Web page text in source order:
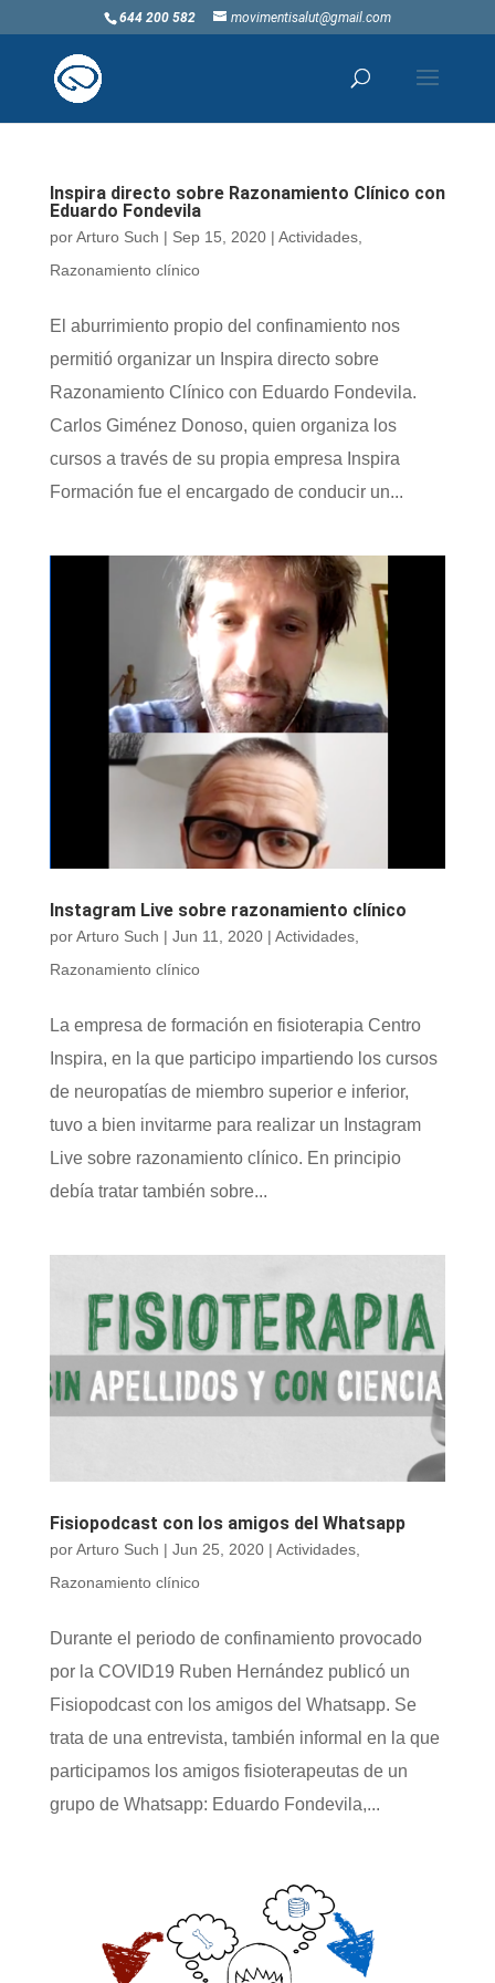
644 200 582 movimentisalut@gmail.com
Inspira directo sobre Razonamiento Clínico con
Eduardo Fondevila
porArturo Such | Sep 15, 2020| Actividades,
Razonamiento clínico
El aburrimiento propio del confinamiento nos
permitió organizar un Inspira directo sobre
Razonamiento Clínico con Eduardo Fondevila.
Carlos Giménez Donoso, quien organiza los
cursos a través de su propia empresa Inspira
Formación fue el encargado de conducir un...
Instagram Live sobre razonamiento clínico
porArturo Such | Jun 11, 2020| Actividades,
Razonamiento clínico
La empresa de formación en fisioterapia Centro
Inspira, en la que participo impartiendo los cursos
de neuropatías de miembro superior e inferior,
tuvo a bien invitarme para realizar un Instagram
Live sobre razonamiento clínico. En principio
debía tratar también sobre...
Fisiopodcast con los amigos del Whatsapp
porArturo Such | Jun 25, 2020| Actividades,
Razonamiento clínico
Durante el periodo de confinamiento provocado
por la COVID19 Ruben Hernández publicó un
Fisiopodcast con los amigos del Whatsapp. Se
trata de una entrevista, también informal en la que
participamos los amigos fisioterapeutas de un
grupo de Whatsapp: Eduardo Fondevila,...